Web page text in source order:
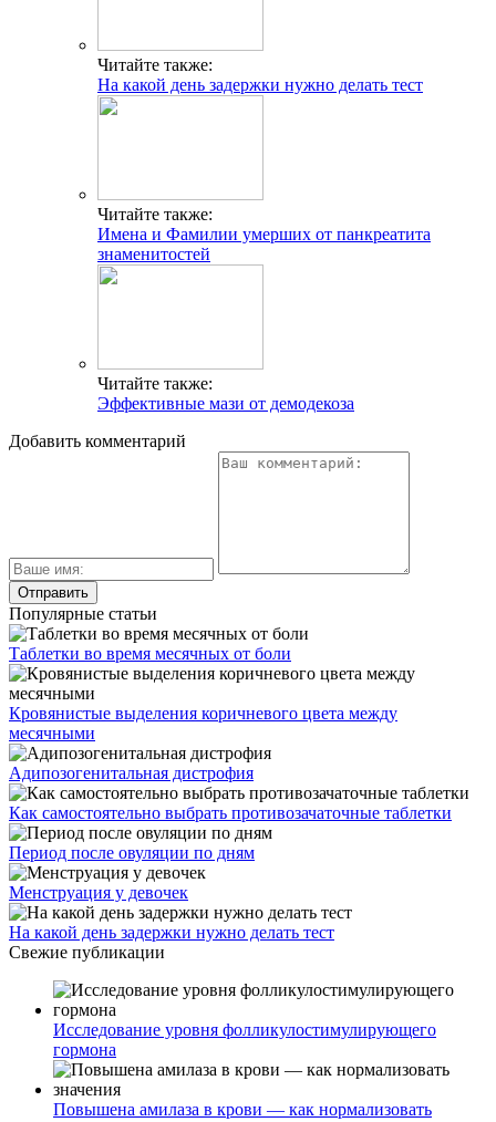
Читайте также:
На какой день задержки нужно делать тест
Читайте также:
Имена и Фамилии умерших от панкреатита
знаменитостей
Читайте также:
Эффективные мази от демодекоза
Добавить комментарий
Популярные статьи
Таблетки во время месячных от боли
Кровянистые выделения коричневого цвета между
месячными
Адипозогенитальная дистрофия
Как самостоятельно выбрать противозачаточные таблетки
Период после овуляции по дням
Менструация у девочек
На какой день задержки нужно делать тест
Свежие публикации
Исследование уровня фолликулостимулирующего
гормона
Повышена амилаза в крови — как нормализовать